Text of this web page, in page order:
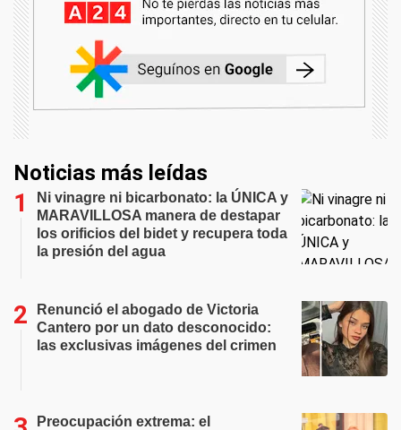
Noticias más leídas
Ni vinagre ni bicarbonato: la ÚNICA y
MARAVILLOSA manera de destapar
los orificios del bidet y recupera toda
la presión del agua
Renunció el abogado de Victoria
Cantero por un dato desconocido:
las exclusivas imágenes del crimen
Preocupación extrema: el